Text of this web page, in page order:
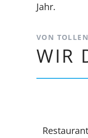
Jahr.
VON
WIR
Restaurant